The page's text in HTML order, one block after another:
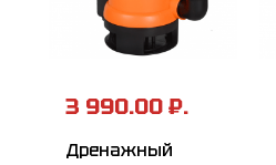
3 990.00 ₽.
Дренажный